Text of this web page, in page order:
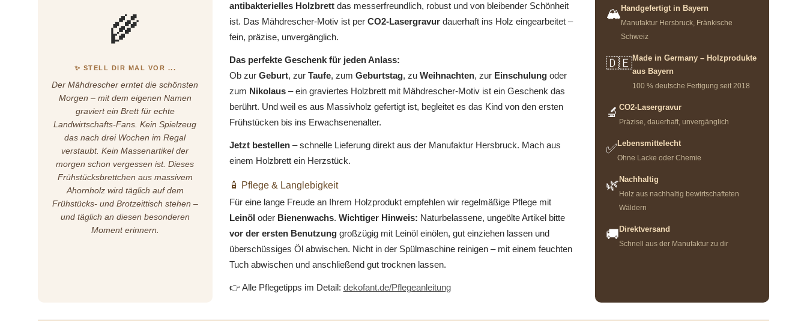
🌾
✨ STELL DIR MAL VOR ...
Der Mähdrescher erntet die schönsten
Morgen – mit dem eigenen Namen
graviert ein Brett für echte
Landwirtschafts-Fans. Kein Spielzeug
das nach drei Wochen im Regal
verstaubt. Kein Massenartikel der
morgen schon vergessen ist. Dieses
Frühstücksbrettchen aus massivem
Ahornholz wird täglich auf dem
Frühstücks- und Brotzeittisch stehen –
und täglich an diesen besonderen
Moment erinnern.
antibakterielles Holzbrettdas messerfreundlich, robust und von bleibender Schönheit
ist. Das Mähdrescher-Motiv ist per CO2-Lasergravurdauerhaft ins Holz eingearbeitet –
fein, präzise, unvergänglich.
Das perfekte Geschenk für jeden Anlass:
Ob zur Geburt, zur Taufe, zum Geburtstag, zu Weihnachten, zur Einschulungoder
zum Nikolaus– ein graviertes Holzbrett mit Mähdrescher-Motiv ist ein Geschenk das
berührt. Und weil es aus Massivholz gefertigt ist, begleitet es das Kind von den ersten
Frühstücken bis ins Erwachsenenalter.
Jetzt bestellen– schnelle Lieferung direkt aus der Manufaktur Hersbruck. Mach aus
einem Holzbrett ein Herzstück.
🧴 Pflege & Langlebigkeit
Für eine lange Freude an Ihrem Holzprodukt empfehlen wir regelmäßige Pflege mit
Leinöloder Bienenwachs. Wichtiger Hinweis: Naturbelassene, ungeölte Artikel bitte
vor der ersten Benutzunggroßzügig mit Leinöl einölen, gut einziehen lassen und
überschüssiges Öl abwischen. Nicht in der Spülmaschine reinigen – mit einem feuchten
Tuch abwischen und anschließend gut trocknen lassen.
👉 Alle Pflegetipps im Detail: dekofant.de/Pflegeanleitung
🏔️ Handgefertigt in Bayern
Manufaktur Hersbruck, Fränkische
Schweiz
🇩🇪Made in Germany – Holzprodukte
aus Bayern
100 % deutsche Fertigung seit 2018
🔬 CO2-Lasergravur
Präzise, dauerhaft, unvergänglich
✅ Lebensmittelecht
Ohne Lacke oder Chemie
🌿 Nachhaltig
Holz aus nachhaltig bewirtschafteten
Wäldern
🚚 Direktversand
Schnell aus der Manufaktur zu dir